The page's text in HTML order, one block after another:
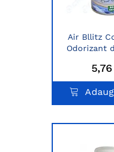
Air Bllitz
Odorizant